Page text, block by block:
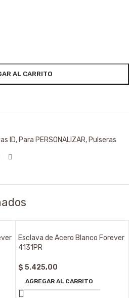
AL CARRITO
ID, Para PERSONALIZAR, Pulseras
Esclava de Acero Blanco Forever
4131PR
$ 5.425,00
AGREGAR AL CARRITO